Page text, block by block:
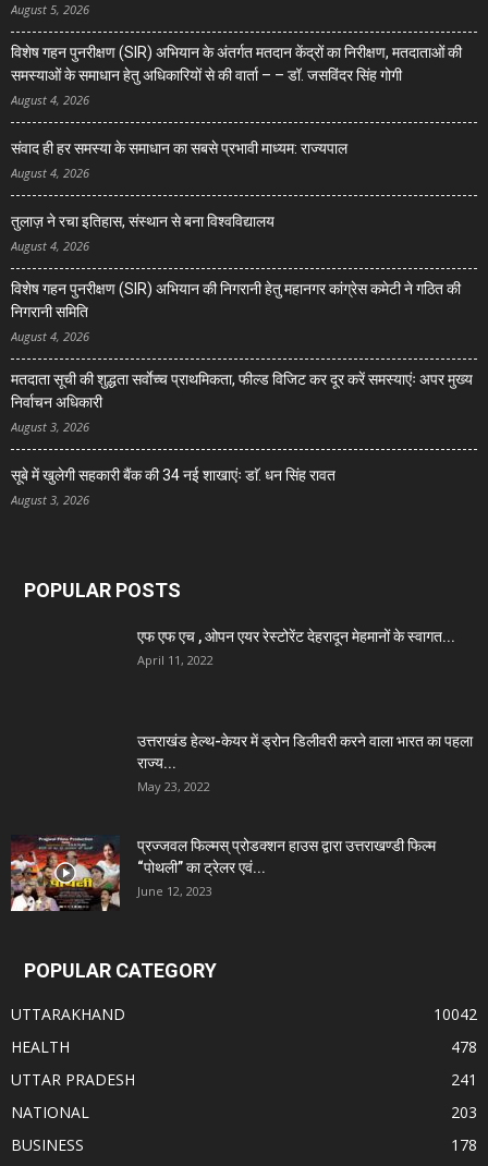
August 5, 2026
विशेष गहन पुनरीक्षण (SIR) अभियान के अंतर्गत मतदान केंद्रों का निरीक्षण, मतदाताओं की
समस्याओं के समाधान हेतु अधिकारियों से की वार्ता – – डॉ. जसविंदर सिंह गोगी
August 4, 2026
संवाद ही हर समस्या के समाधान का सबसे प्रभावी माध्यम: राज्यपाल
August 4, 2026
तुलाज़ ने रचा इतिहास, संस्थान से बना विश्वविद्यालय
August 4, 2026
विशेष गहन पुनरीक्षण (SIR) अभियान की निगरानी हेतु महानगर कांग्रेस कमेटी ने गठित की
निगरानी समिति
August 4, 2026
मतदाता सूची की शुद्धता सर्वाेच्च प्राथमिकता, फील्ड विजिट कर दूर करें समस्याएंः अपर मुख्य
निर्वाचन अधिकारी
August 3, 2026
सूबे में खुलेगी सहकारी बैंक की 34 नई शाखाएंः डाॅ. धन सिंह रावत
August 3, 2026
POPULAR POSTS
एफ एफ एच , ओपन एयर रेस्टोरेंट देहरादून मेहमानों के स्वागत...
April 11, 2022
उत्तराखंड हेल्थ-केयर में ड्रोन डिलीवरी करने वाला भारत का पहला
राज्य...
May 23, 2022
प्रज्जवल फिल्मस् प्रोडक्शन हाउस द्वारा उत्तराखण्डी फिल्म
“पोथली” का ट्रेलर एवं...
June 12, 2023
POPULAR CATEGORY
UTTARAKHAND
10042
HEALTH
478
UTTAR PRADESH
241
NATIONAL
203
BUSINESS
178